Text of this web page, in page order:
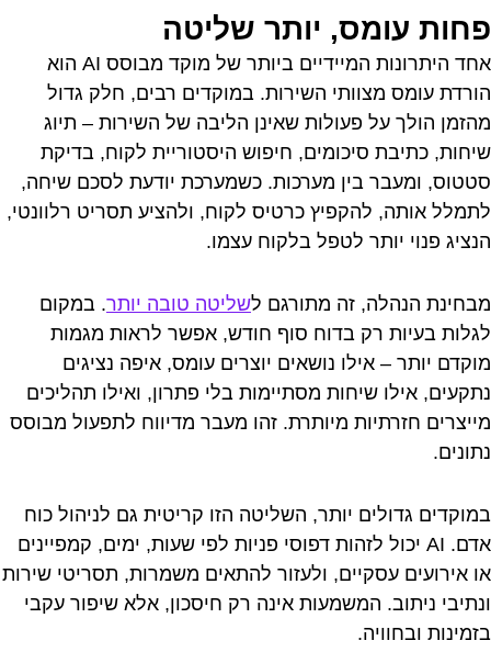
פחות עומס, יותר שליטה
אחד היתרונות המיידיים ביותר של מוקד מבוסס AI הוא
הורדת עומס מצוותי השירות. במוקדים רבים, חלק גדול
מהזמן הולך על פעולות שאינן הליבה של השירות – תיוג
שיחות, כתיבת סיכומים, חיפוש היסטוריית לקוח, בדיקת
סטטוס, ומעבר בין מערכות. כשמערכת יודעת לסכם שיחה,
לתמלל אותה, להקפיץ כרטיס לקוח, ולהציע תסריט רלוונטי,
הנציג פנוי יותר לטפל בלקוח עצמו.
מבחינת הנהלה, זה מתורגם לשליטה טובה יותר. במקום
לגלות בעיות רק בדוח סוף חודש, אפשר לראות מגמות
מוקדם יותר – אילו נושאים יוצרים עומס, איפה נציגים
נתקעים, אילו שיחות מסתיימות בלי פתרון, ואילו תהליכים
מייצרים חזרתיות מיותרת. זהו מעבר מדיווח לתפעול מבוסס
נתונים.
במוקדים גדולים יותר, השליטה הזו קריטית גם לניהול כוח
אדם. AI יכול לזהות דפוסי פניות לפי שעות, ימים, קמפיינים
או אירועים עסקיים, ולעזור להתאים משמרות, תסריטי שירות
ונתיבי ניתוב. המשמעות אינה רק חיסכון, אלא שיפור עקבי
בזמינות ובחוויה.